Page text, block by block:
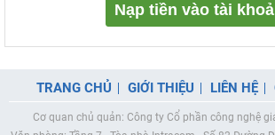
Nạp tiền vào tài
TRANG CHỦ GIỚI THIỆU LIÊN HỆ
Cơ quan chủ quản: Công ty Cổ phần công nghệ